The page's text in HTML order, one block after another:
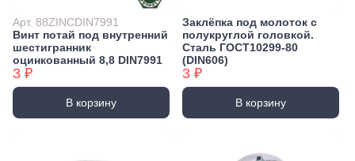
Арт. 88ZINCDIN7991
Винт потай под внутренний
шестигранник
оцинкованный 8,8 DIN7991
3 ₽
В корзину
Заклёпка под молоток с
полукруглой головкой.
Сталь ГОСТ10299-80
(DIN606)
3 ₽
В корзину